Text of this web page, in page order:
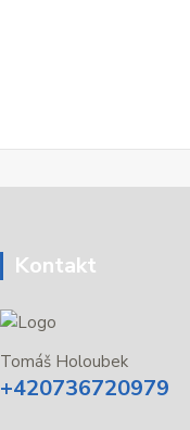
Kontakt
Tomáš Holoubek
+420736720979